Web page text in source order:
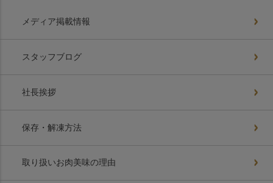
メディア掲載情報
スタッフブログ
社長挨拶
保存・解凍方法
取り扱いお肉美味の理由